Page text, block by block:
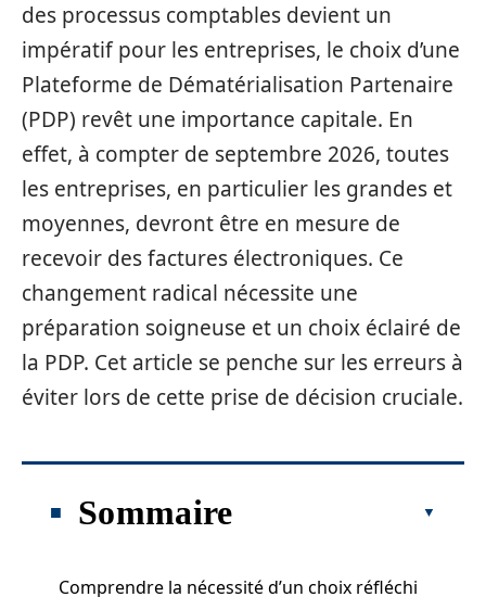
des processus comptables devient un
impératif pour les entreprises, le choix d’une
Plateforme de Dématérialisation Partenaire
(PDP) revêt une importance capitale. En
effet, à compter de septembre 2026, toutes
les entreprises, en particulier les grandes et
moyennes, devront être en mesure de
recevoir des factures électroniques. Ce
changement radical nécessite une
préparation soigneuse et un choix éclairé de
la PDP. Cet article se penche sur les erreurs à
éviter lors de cette prise de décision cruciale.
Sommaire
Comprendre la nécessité d’un choix réfléchi